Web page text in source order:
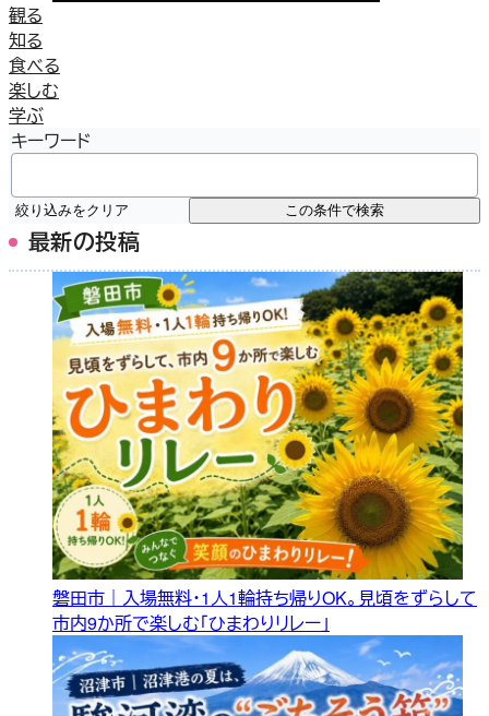
観る
知る
食べる
楽しむ
学ぶ
キーワード
絞り込みをクリア この条件で検索
最新の投稿
磐田市｜入場無料・1人1輪持ち帰りOK。見頃をずらして
市内9か所で楽しむ「ひまわりリレー」